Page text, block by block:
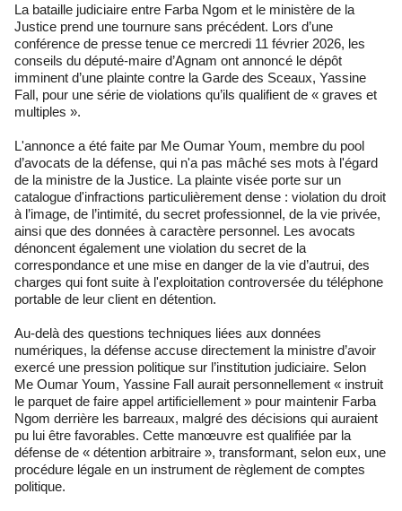
La bataille judiciaire entre Farba Ngom et le ministère de la
Justice prend une tournure sans précédent. Lors d’une
conférence de presse tenue ce mercredi 11 février 2026, les
conseils du député-maire d’Agnam ont annoncé le dépôt
imminent d’une plainte contre la Garde des Sceaux, Yassine
Fall, pour une série de violations qu’ils qualifient de « graves et
multiples ».
L'annonce a été faite par Me Oumar Youm, membre du pool
d’avocats de la défense, qui n'a pas mâché ses mots à l'égard
de la ministre de la Justice. La plainte visée porte sur un
catalogue d'infractions particulièrement dense : violation du droit
à l’image, de l’intimité, du secret professionnel, de la vie privée,
ainsi que des données à caractère personnel. Les avocats
dénoncent également une violation du secret de la
correspondance et une mise en danger de la vie d’autrui, des
charges qui font suite à l'exploitation controversée du téléphone
portable de leur client en détention.
Au-delà des questions techniques liées aux données
numériques, la défense accuse directement la ministre d’avoir
exercé une pression politique sur l’institution judiciaire. Selon
Me Oumar Youm, Yassine Fall aurait personnellement « instruit
le parquet de faire appel artificiellement » pour maintenir Farba
Ngom derrière les barreaux, malgré des décisions qui auraient
pu lui être favorables. Cette manœuvre est qualifiée par la
défense de « détention arbitraire », transformant, selon eux, une
procédure légale en un instrument de règlement de comptes
politique.